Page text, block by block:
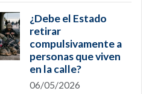
¿Debe el Estado
retirar
compulsivamente a
personas que viven
en la calle?
06/05/2026